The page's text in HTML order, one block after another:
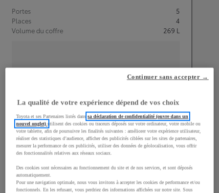
Portes
5
Places
4
Volume du coffre
269 L
Longueur
3 700 mm
Hauteur
1 510
La qualité de votre expérience dépend de vos choix
Toyota et ses Partenaires listés danssa déclaration de confidentialité (ouvre dans un
nouvel onglet)utilisent des cookies ou traceurs déposés sur votre ordinateur, votre mobile ou
votre tablette, afin de poursuivre les finalités suivantes : améliorer votre expérience utilisateur,
réaliser des statistiques d’audience, afficher des publicités ciblées sur les sites de partenaires,
mesurer la performance de ces publicités, utiliser des données de géolocalisation, vous offrir
des fonctionnalités relatives aux réseaux sociaux.
Des cookies sont nécessaires au fonctionnement du site et de nos services, et sont déposés
automatiquement.
Pour une navigation optimale, nous vous invitons à accepter les cookies de performance et/ou
fonctionnels. En les refusant, vous perdriez des informations affichées sur notre site. Sous
Continuer sans accepter →